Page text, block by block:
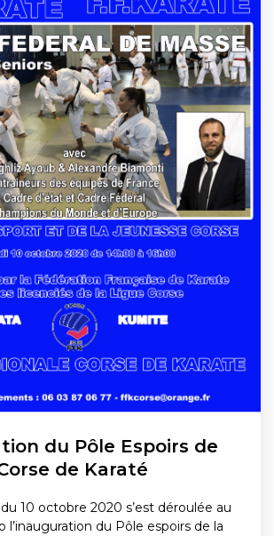
du Pôle Espoirs de
de Karaté
10 octobre 2020 s’est déroulée au
l’inauguration du Pôle espoirs de la